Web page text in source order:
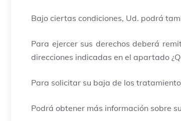
Bajo ciertas condiciones, Ud. podrá
Para ejercer sus derechos deberá
direcciones indicadas en el apartado
Para solicitar su baja de los
Podrá obtener más información sobre